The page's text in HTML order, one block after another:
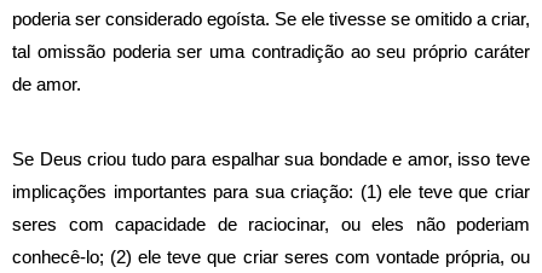
poderia ser considerado egoísta. Se ele tivesse se omitido a criar,
tal omissão poderia ser uma contradição ao seu próprio caráter
de amor.
Se Deus criou tudo para espalhar sua bondade e amor, isso teve
implicações importantes para sua criação: (1) ele teve que criar
seres com capacidade de raciocinar, ou eles não poderiam
conhecê-lo; (2) eleteve que criar seres com vontade própria, ou